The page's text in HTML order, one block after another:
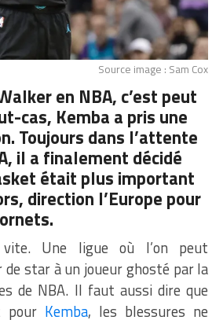
Source image : Sam Cox
en NBA, c’est peut
cas, Kemba a pris une
Toujours dans l’attente
il a finalement décidé
était plus important
direction l’Europe pour
Une ligue où l’on peut
de star à un joueur ghosté par la
de NBA. Il faut aussi dire que
pour Kemba, les blessures ne